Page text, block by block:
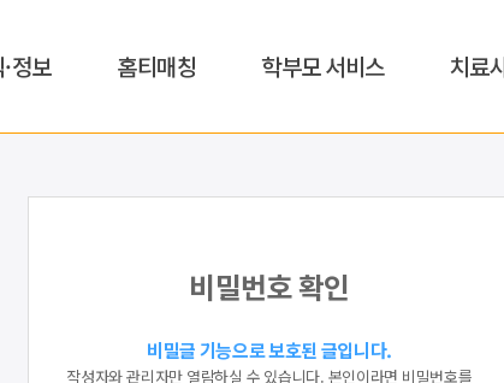
정보 홈티매칭 학부모 서비스 치료
비밀번호 확인
비밀글 기능으로 보호된 글입니다.
작성자와 관리자만 열람하실 수 있습니다. 본인이라면 비밀번호를